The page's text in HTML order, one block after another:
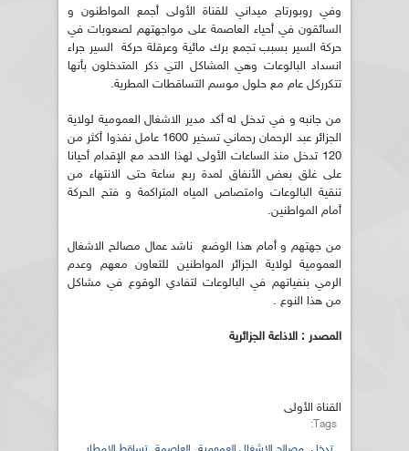
وفي روبورتاج ميداني للقناة الأولى أجمع المواطنون و
السائقون في أحياء العاصمة على مواجهتهم لصعوبات في
حركة السير بسبب تجمع برك مائية وعرقلة حركة السير جراء
انسداد البالوعات وهي المشاكل التي ذكر المتدخلون بأنها
تتكرركل عام مع حلول موسم التساقطات المطرية.
من جانبه و في تدخل له أكد مدير الاشغال العمومية لولاية
الجزائر عبد الرحمان رحماني تسخير 1600 عامل نفذوا أكثر من
120 تدخل منذ الساعات الأولى لهذا الاحد مع الإقدام أحيانا
على غلق بعض الأنفاق لمدة ربع ساعة حتى الانتهاء من
تنقية البالوعات وامتصاص المياه المتراكمة و فتح الحركة
أمام المواطنين.
من جهتهم و أمام هذا الوضع ناشد عمال مصالح الاشغال
العمومية لولاية الجزائر المواطنين للتعاون معهم وعدم
الرمي بنفياتهم في البالوعات لتفادي الوقوع في مشاكل
من هذا النوع .
المصدر : الاذاعة الجزائرية
القناة الأولى
Tags: